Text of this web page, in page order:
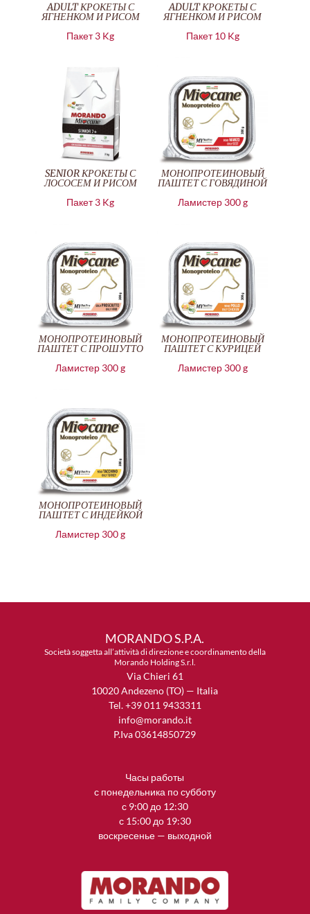
ADULT КРОКЕТЫ С
ЯГНЕНКОМ И РИСОМ
Пакет 3 Kg
ADULT КРОКЕТЫ С
ЯГНЕНКОМ И РИСОМ
Пакет 10 Kg
SENIOR КРОКЕТЫ С
ЛОСОСЕМ И РИСОМ
Пакет 3 Kg
МОНОПРОТЕИНОВЫЙ
ПАШТЕТ С ГОВЯДИНОЙ
Ламистер 300 g
МОНОПРОТЕИНОВЫЙ
ПАШТЕТ С ПРОШУТТО
Ламистер 300 g
МОНОПРОТЕИНОВЫЙ
ПАШТЕТ С КУРИЦЕЙ
Ламистер 300 g
МОНОПРОТЕИНОВЫЙ
ПАШТЕТ С ИНДЕЙКОЙ
Ламистер 300 g
MORANDO S.P.A.
Società soggetta all’attività di direzione e coordinamento della
Morando Holding S.r.l.
Via Chieri 61
10020 Andezeno (TO) — Italia
Tel. +39 011 9433311
info@morando.it
P.Iva 03614850729
Часы работы
с понедельника по субботу
с 9:00 до 12:30
с 15:00 до 19:30
воскресенье — выходной